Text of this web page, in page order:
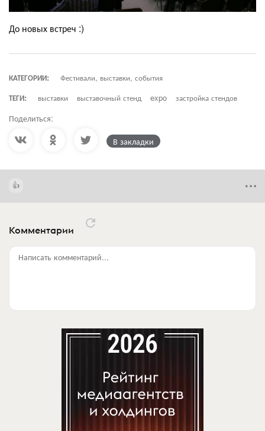
До новых встреч :)
КАТЕГОРИИ:
Фестивали, выставки, события
ТЕГИ:
выставки выставочный стенд expo застройка стендов
Поделиться:
В закладки
Комментарии
Написать комментарий...